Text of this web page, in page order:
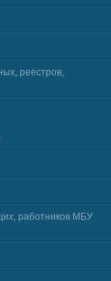
реестров,
работников МБУ